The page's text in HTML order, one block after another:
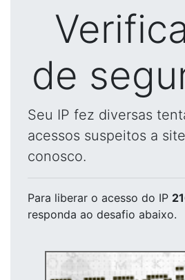
de
Seu IP fez diversas
acessos suspeitos a
conosco.
Para liberar o acesso do IP
responda ao desafio abaixo.